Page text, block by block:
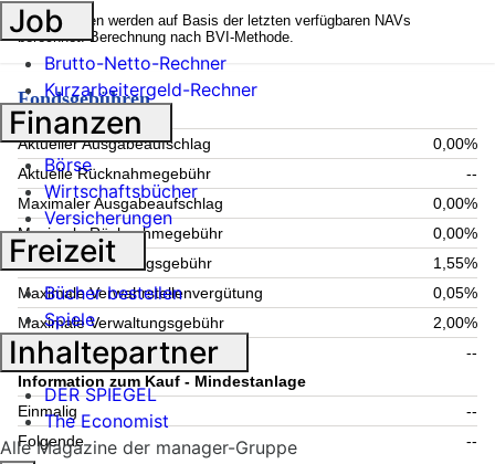
Kennzahlen werden auf Basis der letzten verfügbaren NAVs
berechnet. Berechnung nach BVI-Methode.
Fondsgebühren
Aktueller Ausgabeaufschlag
0,00%
Aktuelle Rücknahmegebühr
--
Maximaler Ausgabeaufschlag
0,00%
Maximale Rücknahmegebühr
0,00%
Aktuelle Verwaltungsgebühr
1,55%
Maximale Verwahrstellenvergütung
0,05%
Maximale Verwaltungsgebühr
2,00%
Laufende Kosten
--
Information zum Kauf - Mindestanlage
Einmalig
--
Folgende
--
Job
Brutto-Netto-Rechner
Kurzarbeitergeld-Rechner
Finanzen
Börse
Wirtschaftsbücher
Versicherungen
Freizeit
Bücher bestellen
Spiele
Inhaltepartner
DER SPIEGEL
The Economist
Alle Magazine der manager-Gruppe